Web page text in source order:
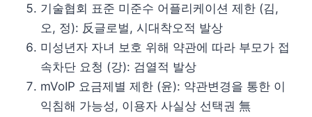
기술협회 표준 미준수 어플리케이션 제한 (김,
오, 정): 反글로벌, 시대착오적 발상
미성년자 자녀 보호 위해 약관에 따라 부모가 접
속차단 요청 (강): 검열적 발상
mVoIP 요금제별 제한 (윤): 약관변경을 통한 이
익침해 가능성, 이용자 사실상 선택권 無